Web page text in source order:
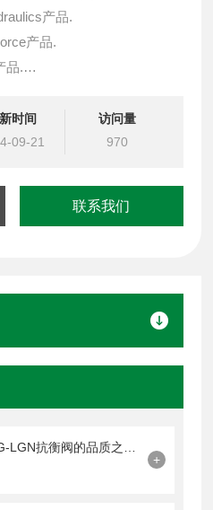
产品.
产品.
品.
计,阀块设计与选型
、中国台湾北部等液压元件
时间
09-21
访问量
970
联系我们
+